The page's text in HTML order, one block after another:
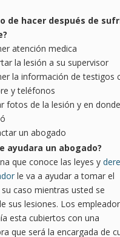
de hacer después de
atención medica
la lesión a su supervisor
la información de testigos
y teléfonos
fotos de la lesión y en donde
un abogado
ayudara un abogado?
que conoce las leyes y
le va a ayudar a tomar el
caso mientras usted se
sus lesiones. Los
esta cubiertos con una
que será la encargada de